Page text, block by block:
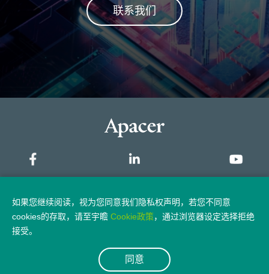
联系我们
网站地图
© 2026 Apacer Technology Inc.
如果您继续阅读，视为您同意我们隐私权声明，若您不同意
cookies的存取，请至宇瞻 Cookie政策，通过浏览器设定选择拒绝
接受。
同意